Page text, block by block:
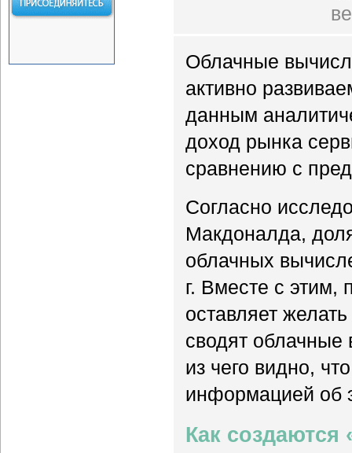
Облачные
активно
данным
доход рынка
сравнению с
Согласно
Макдоналда,
облачных
г. Вместе с этим,
оставляет
сводят облачные
из чего видно,
информацией об
Как создаются